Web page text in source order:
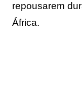
repousarem
África.